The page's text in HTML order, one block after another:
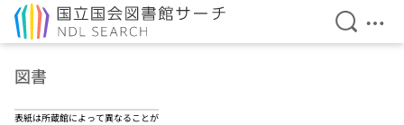
検索を
メ
図書
表紙は所蔵館によって異なることが